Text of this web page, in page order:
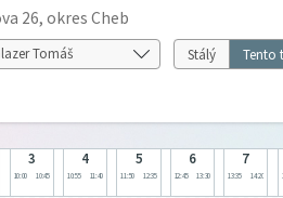
26, okres Cheb
Stálý Tento
3
10:00 10:45
4
10:55 11:40
5
11:50 12:35
6
12:45 13:30
7
13:35 14:20